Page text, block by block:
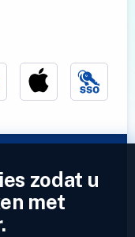
zodat u
met